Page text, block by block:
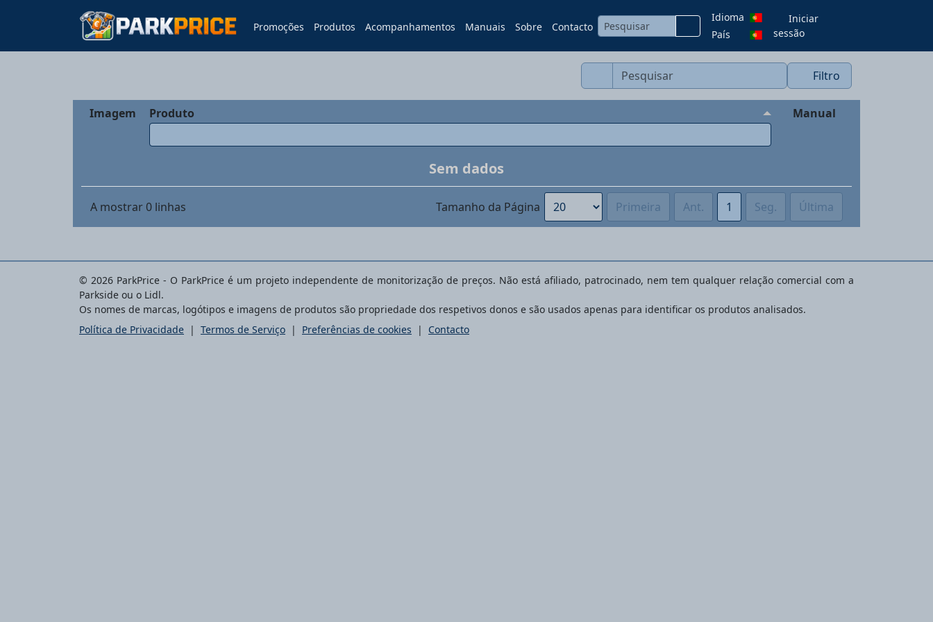
Promoções Produtos Acompanhamentos Manuais Sobre Contacto
Idioma
País
Iniciar
sessão
Filtro
Imagem Produto Manual
Sem dados
A mostrar0 linhas Tamanho da Página Primeira Ant. 1 Seg. Última
© 2026 ParkPrice - O ParkPrice é um projeto independente de monitorização de preços. Não está afiliado, patrocinado, nem tem qualquer relação comercial com a
Parkside ou o Lidl.
Os nomes de marcas, logótipos e imagens de produtos são propriedade dos respetivos donos e são usados apenas para identificar os produtos analisados.
Política de Privacidade | Termos de Serviço | Preferências de cookies | Contacto